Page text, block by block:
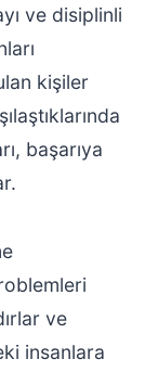
ve disiplinli
kişiler
başarıya
ve
insanlara